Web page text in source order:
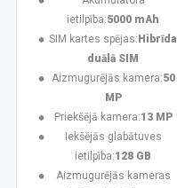
ietilpība:5000 mAh
SIM kartes spējas: Hibrīda
duālā SIM
Aizmugurējās kamera:50
MP
Priekšējā kamera:13 MP
Iekšējās glabātuves
ietilpība:128 GB
Aizmugurējās kameras